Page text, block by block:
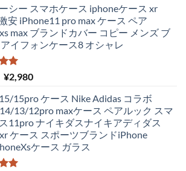
価
格
は
¥4,250
で
し
の
価
格
は
で
シー スマホケース iphoneケース xr
安 iPhone11 pro max ケース ペア
max ブランドカバー コピー メンズ ブ
イフォンケース8 オシャレ
価
元
価
格
は
¥4,250
で
し
¥2,980現
の
価
格
は
¥2,980
15pro ケース Nike Adidas コラボ
13/12pro maxケース ペアルック スマ
11pro ナイキダスナイキアディダス
ケース スポーツブランドiPhone
ケース ガラス